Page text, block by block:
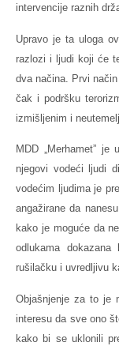
intervencije raznih
Upravo je ta uloga
razlozi i ljudi koji će
dva načina. Prvi
čak i podršku
izmišljenim i
MDD „Merhamet”
njegovi vodeći ljudi
vodećim ljudima je
angažirane da
kako je moguće da
odlukama
rušilačku i uvredljivu
Objašnjenje za to je
interesu da sve ono
kako bi se uklonili